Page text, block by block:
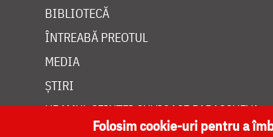
BIBLIOTECĂ
ÎNTREABĂ PREOTUL
MEDIA
ȘTIRI
HRAMUL SFINTEI CUVIOASE PARASCHEVA
Folosim cookie-uri pentru a